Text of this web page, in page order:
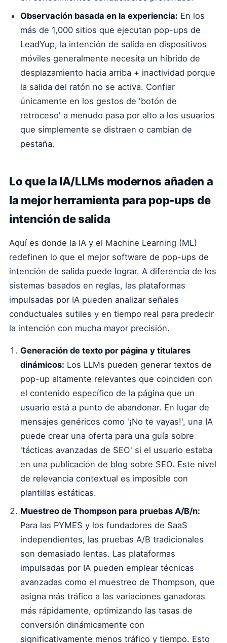
Observación basada en la experiencia: En los
más de 1,000 sitios que ejecutan pop-ups de
LeadYup, la intención de salida en dispositivos
móviles generalmente necesita un híbrido de
desplazamiento hacia arriba + inactividad porque
la salida del ratón no se activa. Confiar
únicamente en los gestos de 'botón de
retroceso' a menudo pasa por alto a los usuarios
que simplemente se distraen o cambian de
pestaña.
Lo que la IA/LLMs modernos añaden a
la mejor herramienta para pop-ups de
intención de salida
Aquí es donde la IA y el Machine Learning (ML)
redefinen lo que el mejor software de pop-ups de
intención de salida puede lograr. A diferencia de los
sistemas basados en reglas, las plataformas
impulsadas por IA pueden analizar señales
conductuales sutiles y en tiempo real para predecir
la intención con mucha mayor precisión.
Generación de texto por página y titulares
dinámicos: Los LLMs pueden generar textos de
pop-up altamente relevantes que coinciden con
el contenido específico de la página que un
usuario está a punto de abandonar. En lugar de
mensajes genéricos como '¡No te vayas!', una IA
puede crear una oferta para una guía sobre
'tácticas avanzadas de SEO' si el usuario estaba
en una publicación de blog sobre SEO. Este nivel
de relevancia contextual es imposible con
plantillas estáticas.
Muestreo de Thompson para pruebas A/B/n:
Para las PYMES y los fundadores de SaaS
independientes, las pruebas A/B tradicionales
son demasiado lentas. Las plataformas
impulsadas por IA pueden emplear técnicas
avanzadas como el muestreo de Thompson, que
asigna más tráfico a las variaciones ganadoras
más rápidamente, optimizando las tasas de
conversión dinámicamente con
significativamente menos tráfico y tiempo. Esto